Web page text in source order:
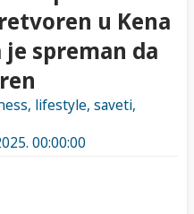
u Kena
spreman da
lifestyle, saveti,
00:00:00